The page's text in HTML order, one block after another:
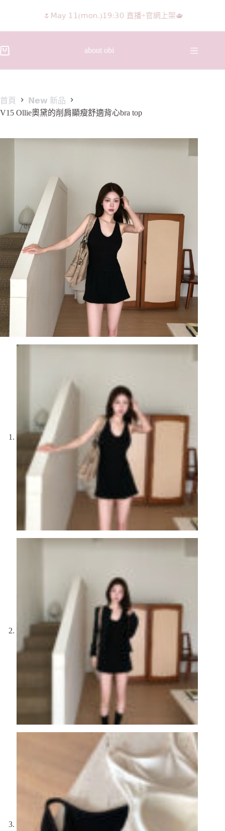
𝖨𝖦 𝖱𝖾𝖾𝗅𝗌影片 隨意留言抽獎🧸🩰
about obi
首頁
𝗡𝗲𝘄 新品
V15 Ollie奧黛的削肩顯瘦舒適背心bra top